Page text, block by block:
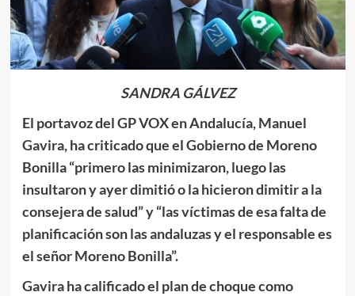
SANDRA GÁLVEZ
El portavoz del GP VOX en Andalucía, Manuel
Gavira, ha criticado que el Gobierno de Moreno
Bonilla “primero las minimizaron, luego las
insultaron y ayer dimitió o la hicieron dimitir a la
consejera de salud” y “las víctimas de esa falta de
planificación son las andaluzas y el responsable es
el señor Moreno Bonilla”.
Gavira ha calificado el plan de choque como